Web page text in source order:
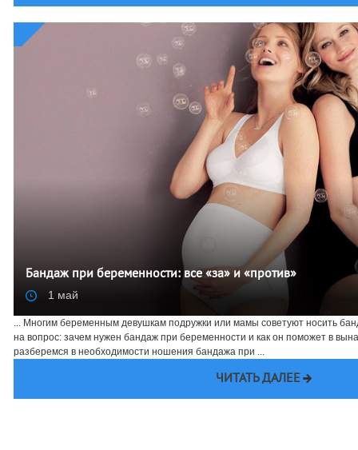
Бандаж при беременности: все «за» и «против»
1 май
... Многим беременным девушкам подружки или мамы советуют носить
на вопрос: зачем нужен бандаж при беременности и как он поможет в
разберемся в необходимости ношения бандажа при ...
ЧИТАТЬ ДАЛЕЕ